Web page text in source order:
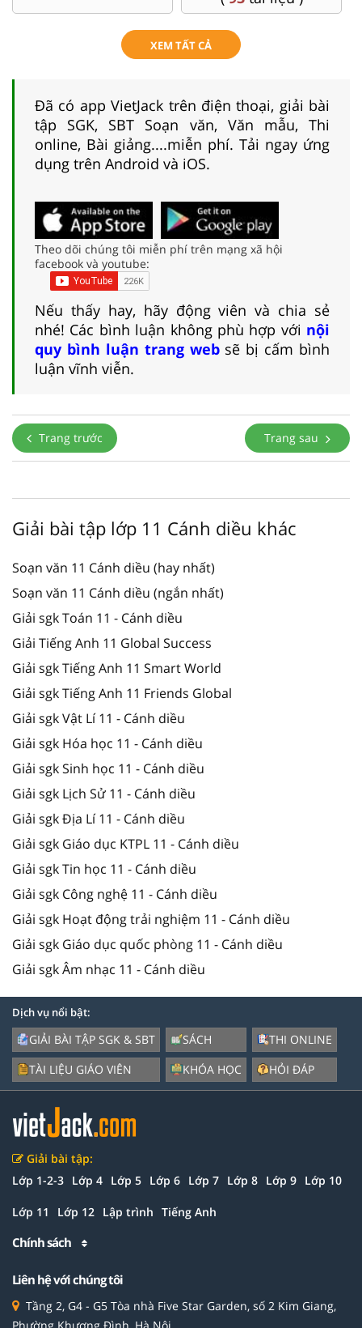
XEM TẤT CẢ
Đã có app VietJack trên điện thoại, giải bài
tập SGK, SBT Soạn văn, Văn mẫu, Thi
online, Bài giảng....miễn phí. Tải ngay ứng
dụng trên Android và iOS.
Theo dõi chúng tôi miễn phí trên mạng xã hội
facebook và youtube:
Nếu thấy hay, hãy động viên và chia sẻ
nhé! Các bình luận không phù hợp với nội
quy bình luận trang websẽ bị cấm bình
luận vĩnh viễn.
Trang trước Trang sau
Giải bài tập lớp 11 Cánh diều khác
Soạn văn 11 Cánh diều (hay nhất)
Soạn văn 11 Cánh diều (ngắn nhất)
Giải sgk Toán 11 - Cánh diều
Giải Tiếng Anh 11 Global Success
Giải sgk Tiếng Anh 11 Smart World
Giải sgk Tiếng Anh 11 Friends Global
Giải sgk Vật Lí 11 - Cánh diều
Giải sgk Hóa học 11 - Cánh diều
Giải sgk Sinh học 11 - Cánh diều
Giải sgk Lịch Sử 11 - Cánh diều
Giải sgk Địa Lí 11 - Cánh diều
Giải sgk Giáo dục KTPL 11 - Cánh diều
Giải sgk Tin học 11 - Cánh diều
Giải sgk Công nghệ 11 - Cánh diều
Giải sgk Hoạt động trải nghiệm 11 - Cánh diều
Giải sgk Giáo dục quốc phòng 11 - Cánh diều
Giải sgk Âm nhạc 11 - Cánh diều
Dịch vụ nổi bật:
GIẢI BÀI TẬP SGK & SBT
TÀI LIỆU GIÁO VIÊN
SÁCH
KHÓA HỌC
THI ONLINE
HỎI ĐÁP
Giải bài tập:
Lớp 1-2-3 Lớp 4 Lớp 5 Lớp 6 Lớp 7 Lớp 8 Lớp 9 Lớp 10
Lớp 11 Lớp 12 Lập trình Tiếng Anh
Chính sách
Liên hệ với chúng tôi
Tầng 2, G4 - G5 Tòa nhà Five Star Garden, số 2 Kim Giang,